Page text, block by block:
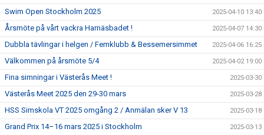
Swim Open Stockholm 2025 2025-04-10 13:40
Årsmöte på vårt vackra Harnäsbadet ! 2025-04-07 14:30
Dubbla tävlingar i helgen / Femklubb & Bessemersimmet 2025-04-06 16:25
Välkommen på årsmöte 5/4 2025-04-02 19:00
Fina simningar i Västerås Meet ! 2025-03-30
Västerås Meet 2025 den 29-30 mars 2025-03-28
HSS Simskola VT 2025 omgång 2 / Anmälan sker V 13 2025-03-18
Grand Prix 14–16 mars 2025 i Stockholm 2025-03-13